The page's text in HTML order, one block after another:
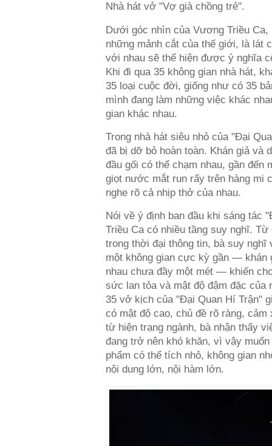
Nhà hát vở "Vợ già chồng trẻ".
Dưới góc nhìn của Vương Triều
những mảnh cắt của thế giới, là lát
với nhau sẽ thể hiện được ý nghĩa
Khi đi qua 35 không gian nhà hát,
35 loại cuộc đời, giống như có 35
mình đang làm những việc khác
gian khác nhau.
Trong nhà hát siêu nhỏ của "Đại
đã bị dỡ bỏ hoàn toàn. Khán giả và
đầu gối có thể chạm nhau, gần đến
giọt nước mắt run rẩy trên hàng mi
nghe rõ cả nhịp thở của nhau.
Nói về ý định ban đầu khi sáng tác
Triều Ca có nhiều tầng suy nghĩ.
trong thời đại thông tin, bà suy nghĩ
một không gian cực kỳ gần — khán
nhau chưa đầy một mét — khiến
sức lan tỏa và mật độ đậm đặc của
35 vở kịch của "Đại Quan Hí Trận"
có mật độ cao, chủ đề rõ ràng, cảm
từ hiện trạng ngành, bà nhận thấy
đang trở nên khó khăn, vì vậy
phẩm có thể tích nhỏ, không gian
nội dung lớn, nội hàm lớn.